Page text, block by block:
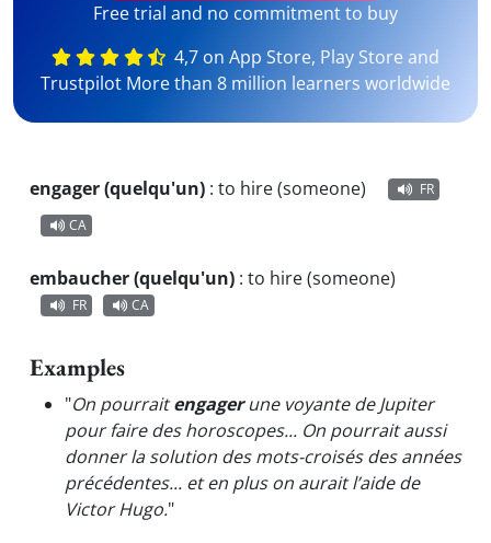
Free trial and no commitment to buy
4,7 on App Store, Play Store and
Trustpilot More than 8 million learners worldwide
engager (quelqu'un) : to hire (someone)
FR
CA
embaucher (quelqu'un) : to hire (someone)
FR CA
Examples
"On pourraitengagerune voyante de Jupiter
pour faire des horoscopes... On pourrait aussi
donner la solution des mots-croisés des années
précédentes... et en plus on aurait l’aide de
Victor Hugo."